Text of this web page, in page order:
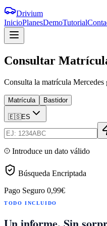
Drivium
InicioPlanesDemoTutorial
Consultar
Consulta la matrícula
Matrícula Bastidor
🇪🇸ES
Introduce un dato válido
Búsqueda Encriptada
Pago Seguro 0,99€
TODO INCLUIDO